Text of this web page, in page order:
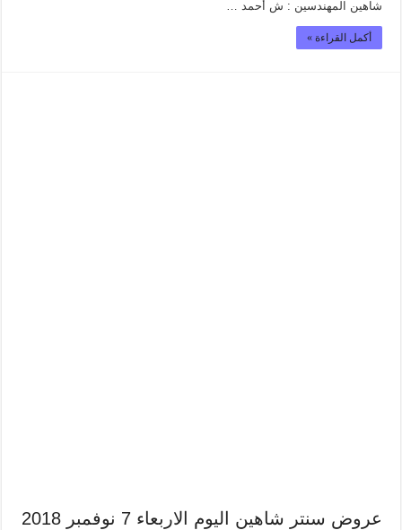
شاهين المهندسين : ش أحمد …
أكمل القراءة »
عروض سنتر شاهين اليوم الاربعاء 7 نوفمبر 2018